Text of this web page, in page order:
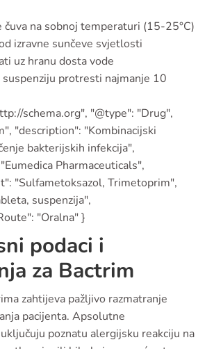
čuva na sobnoj temperaturi (15-25°C)
izravne sunčeve svjetlosti
uz hranu dosta vode
protresti najmanje 10
schema.org", "@type": "Drug",
"description": "Kombinacijski
bakterijskih infekcija",
Pharmaceuticals",
"Sulfametoksazol, Trimetoprim",
suspenzija",
"Oralna" }
podaci i
za Bactrim
zahtijeva pažljivo razmatranje
pacijenta. Apsolutne
poznatu alergijsku reakciju na